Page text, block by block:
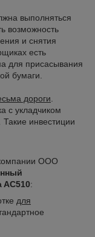
выполняться
возможность
и снятия
есть
для присасывания
бумаги.
дороги
с укладчиком
Такие инвестиции
ООО
:
для